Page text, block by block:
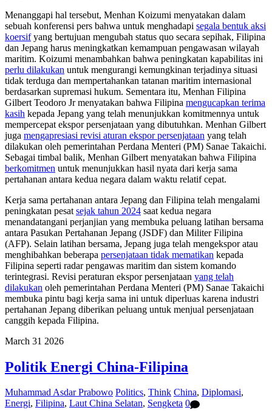
Menanggapi hal tersebut, Menhan Koizumi menyatakan dalam
sebuah konferensi pers bahwa untuk menghadapi segala bentuk aksi
koersifyang bertujuan mengubah status quo secara sepihak, Filipina
dan Jepang harus meningkatkan kemampuan pengawasan wilayah
maritim. Koizumi menambahkan bahwa peningkatan kapabilitas ini
perlu dilakukan untuk mengurangi kemungkinan terjadinya situasi
tidak terduga dan mempertahankan tatanan maritim internasional
berdasarkan supremasi hukum. Sementara itu, Menhan Filipina
Gilbert Teodoro Jr menyatakan bahwa Filipina mengucapkan terima
kasih kepada Jepang yang telah menunjukkan komitmennya untuk
mempercepat ekspor persenjataan yang dibutuhkan. Menhan Gilbert
juga mengapresiasi revisi aturan ekspor persenjataan yang telah
dilakukan oleh pemerintahan Perdana Menteri (PM) Sanae Takaichi.
Sebagai timbal balik, Menhan Gilbert menyatakan bahwa Filipina
berkomitmen untuk menunjukkan hasil nyata dari kerja sama
pertahanan antara kedua negara dalam waktu relatif cepat.
Kerja sama pertahanan antara Jepang dan Filipina telah mengalami
peningkatan pesat sejak tahun 2024 saat kedua negara
menandatangani perjanjian yang membuka peluang latihan bersama
antara Pasukan Pertahanan Jepang (JSDF) dan Militer Filipina
(AFP). Selain latihan bersama, Jepang juga telah mengekspor atau
menghibahkan beberapa persenjataan tidak mematikan kepada
Filipina seperti radar pengawas maritim dan sistem komando
terintegrasi. Revisi peraturan ekspor persenjataan yang telah
dilakukan oleh pemerintahan Perdana Menteri (PM) Sanae Takaichi
membuka pintu bagi kerja sama ini untuk diperluas karena industri
pertahanan Jepang diberikan peluang untuk menjual persenjataan
canggih kepada Filipina.
March 31 2026
Politik Energi China-Filipina
Muhammad Asdar Prabowo Politics, Think China, Diplomasi,
Energi, Filipina, Laut China Selatan, Sengketa 0